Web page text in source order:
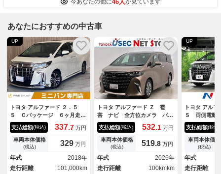
今あなたの他に46人が見ています
あなたにおすすめの中古車
UP
トヨタ アルファード ２．５
Ｓ Ｃパッケージ ６ヶ月走行
距離無制限保証付 サンルー
フ モデリスタフルエアロ １
１型ナビ 後席フリップダウン
モニター レーダークルーズコ
ントロール 禁煙車 衝突軽減
ブレーキ 両側電動スライドド
ア バックカメラ
支払総額(税込) 337.7 万円
車両本体価格
(税込) 329 万円
年式
2018年
走行距離
101,000km
トヨタ アルファード Ｚ 雹
害 ナビ 全方位カメラ パノ
ラマルーフ 両側Ｐスライド
パワーバックドア ＥＴＣ２．
０ ＬＥＤライト バックモニ
ター 純正ドラレコ レーダー
クルコン ＢＳＭ ＬＫＡ
支払総額(税込) 532.1 万円
車両本体価格
(税込) 519.8 万円
年式
2026年
走行距離
100kmkm
UP
トヨタ アル
Ｓ 両側電動
１１型ナビ
ックカメラ
テム 禁煙車
ー スマート
ＥＴＣ クル
ンチアルミ
支払総額(税込)
車両本体価格
(税込)
年式
走行距離